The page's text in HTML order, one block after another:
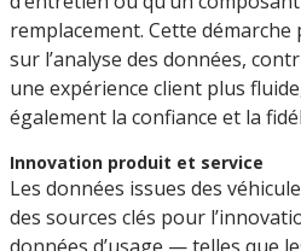
remplacement. Cette démarche
sur l’analyse des données,
une expérience client plus
également la confiance et la
Innovation produit et service
Les données issues des
des sources clés pour